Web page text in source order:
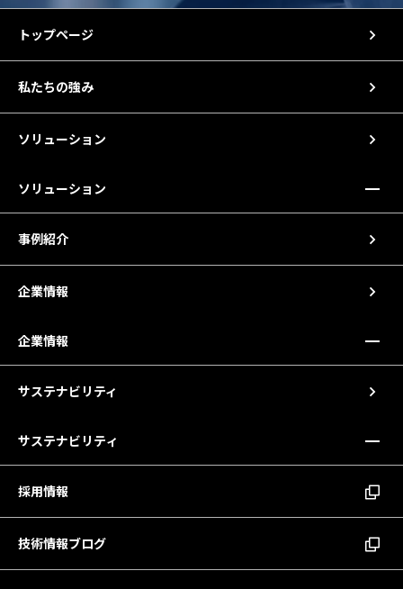
トップページ
私たちの強み
ソリューション
ソリューション
事例紹介
企業情報
企業情報
サステナビリティ
サステナビリティ
採用情報
技術情報ブログ